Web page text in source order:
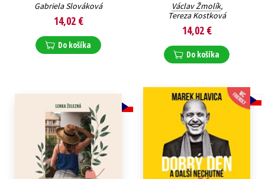
Gabriela Slováková
14,02 €
Do košíka
Václav Žmolík,
Tereza Kostková
14,02 €
Do košíka